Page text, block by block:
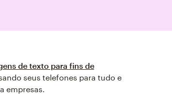
de texto para fins de
seus telefones para tudo e
empresas.